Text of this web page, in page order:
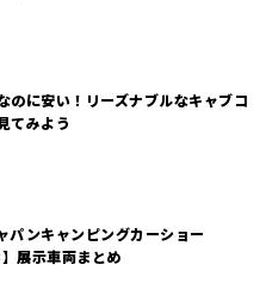
のに安い！リーズナブルなキャブコ
てみよう
パンキャンピングカーショー
展示車両まとめ